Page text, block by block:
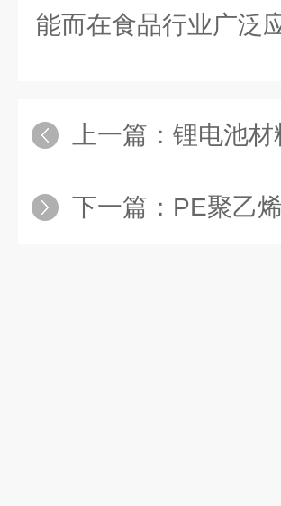
能而在食品行业广泛
上一篇： 锂电池材
下一篇： PE聚乙烯